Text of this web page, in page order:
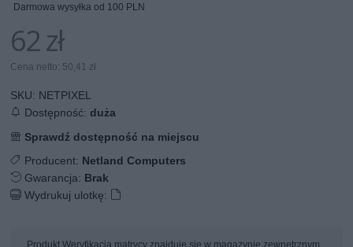
Darmowa wysyłka od 100 PLN
62 zł
Cena netto: 50,41 zł
SKU: NETPIXEL
Dostępność:duża
Sprawdź dostępność na miejscu
Producent: Netland Computers
Gwarancja: Brak
Wydrukuj ulotkę:
Produkt Weryfikacja matrycy znajduje się w magazynie zewnętrznym.